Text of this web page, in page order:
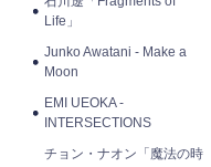
Life」
Junko Awatani - Make a
Moon
EMI UEOKA -
INTERSECTIONS
チョン・ナオン「魔法の時